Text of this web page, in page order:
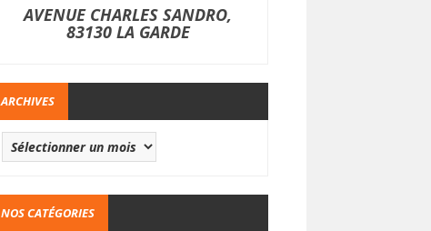
AVENUE CHARLES SANDRO,
83130 LA GARDE
ARCHIVES
NOS CATÉGORIES